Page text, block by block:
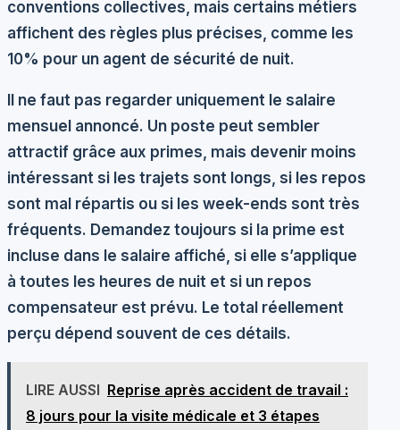
conventions collectives, mais certains métiers
affichent des règles plus précises, comme les
10% pour un agent de sécurité de nuit.
Il ne faut pas regarder uniquement le salaire
mensuel annoncé. Un poste peut sembler
attractif grâce aux primes, mais devenir moins
intéressant si les trajets sont longs, si les repos
sont mal répartis ou si les week-ends sont très
fréquents. Demandez toujours si la prime est
incluse dans le salaire affiché, si elle s’applique
à toutes les heures de nuit et si un repos
compensateur est prévu. Le total réellement
perçu dépend souvent de ces détails.
LIRE AUSSI Reprise après accident de travail :
8 jours pour la visite médicale et 3 étapes